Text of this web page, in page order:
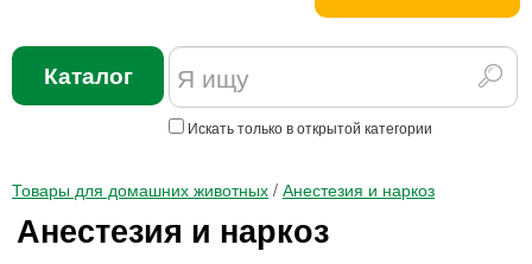
Каталог
Искать только в открытой категории
Товары для домашних животных / Анестезия и наркоз
Анестезия и наркоз